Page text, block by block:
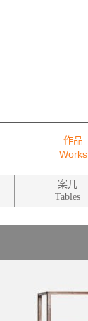
作品
案几
Tables